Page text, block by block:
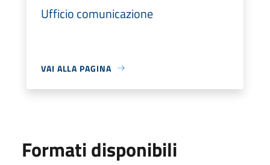
Ufficio comunicazione
VAI ALLA PAGINA
Formati disponibili